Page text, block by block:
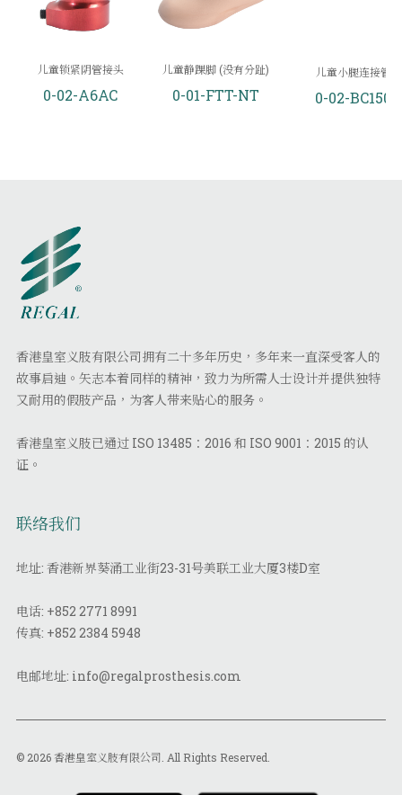
儿童锁紧阴管接头
0-02-A6AC
儿童静踝脚 (没有分趾)
0-01-FTT-NT
儿童小腿连接管
0-02-BC150
香港皇室义肢有限公司拥有二十多年历史，多年来一直深受客人的
故事启迪。矢志本着同样的精神，致力为所需人士设计并提供独特
又耐用的假肢产品，为客人带来贴心的服务。
香港皇室义肢已通过 ISO 13485：2016 和 ISO 9001：2015 的认
证。
联络我们
地址: 香港新界葵涌工业街23-31号美联工业大厦3楼D室
电话: +852 2771 8991
传真: +852 2384 5948
电邮地址: info@regalprosthesis.com
© 2026 香港皇室义肢有限公司. All Rights Reserved.